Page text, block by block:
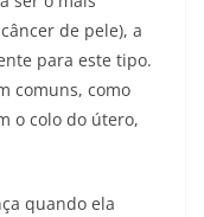
de pele), a
para este tipo.
comuns, como
o colo do útero,
quando ela